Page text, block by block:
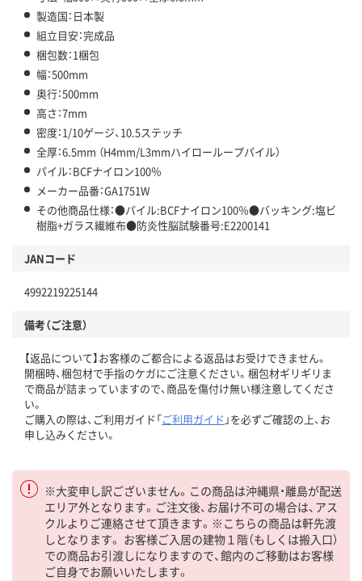
製造国：日本製
組立目安：完成品
梱包数：1梱包
幅：500mm
奥行：500mm
高さ：7mm
密度：1/10ゲージ、10.5ステッチ
全厚：6.5mm （H4mm/L3mmハイローループパイル）
パイル：BCFナイロン100％
メーカー品番：GA1751W
その他商品仕様：●パイル:BCFナイロン100％●バッキング:塩ビ
樹脂+ガラス繊維布●防炎性脳試験番号:E2200141
JANコード
4992219225144
備考（ご注意）
【返品について】お客様のご都合による返品はお受けできません。
開梱時、梱包材で手指のケガにご注意ください。梱包材ギリギリま
で商品が詰まっていますので、商品を傷付け無い様注意してくださ
い。
ご購入の際は、ご利用ガイド「ご利用ガイド 」を必ずご確認の上、お
申し込みください。
※大変申し訳ございません。この商品は沖縄県・離島が配送
エリア外となります。ご注文後、お届け不可の場合は、アス
クルよりご連絡させて頂きます。※こちらの商品は軒先渡
しとなります。 お客様ご入居の建物１階（もしくは搬入口）
での商品お引渡しになりますので、館内のご移動はお客様
ご自身でお願いいたします。